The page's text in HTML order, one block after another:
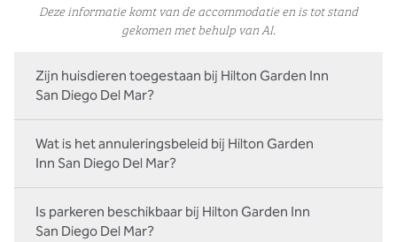
Deze informatie komt van de accommodatie en is tot stand
gekomen met behulp van AI.
Zijn huisdieren toegestaan bij Hilton Garden Inn
San Diego Del Mar?
Wat is het annuleringsbeleid bij Hilton Garden
Inn San Diego Del Mar?
Is parkeren beschikbaar bij Hilton Garden Inn
San Diego Del Mar?